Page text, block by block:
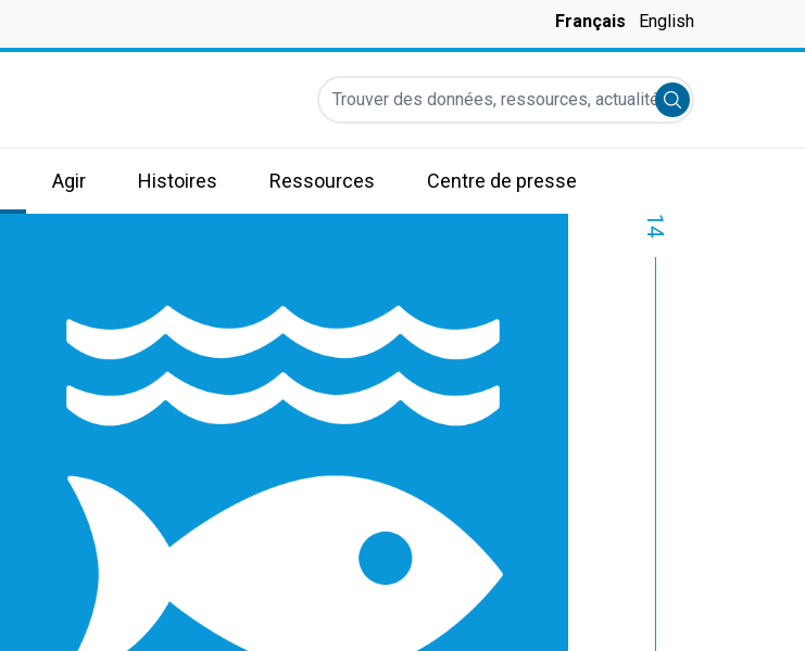
Français English
Trouver des données, ressources, actualités et autres
Submit search
Agir Histoires Ressources Centre de presse
14